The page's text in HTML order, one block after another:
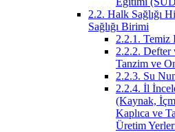
2.2. Halk Sağlığı
Sağlığı Birimi
2.2.1. Temiz
2.2.2. Defter
Tanzim ve
2.2.3. Su
2.2.4. İl
(Kaynak,
Kaplıca ve
Üretim